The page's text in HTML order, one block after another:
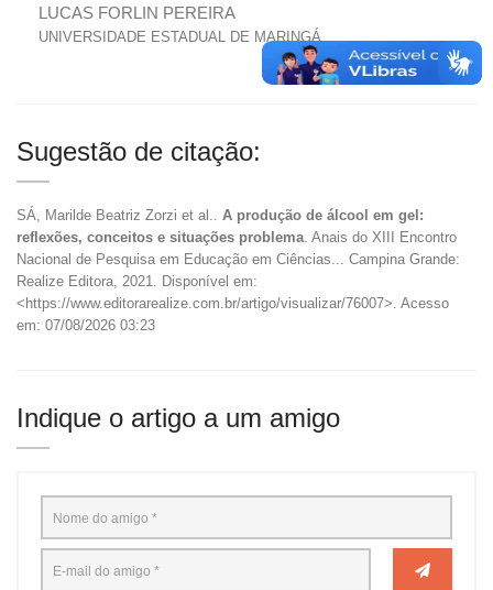
LUCAS FORLIN PEREIRA
UNIVERSIDADE ESTADUAL DE MARINGÁ
Sugestão de citação:
SÁ, Marilde Beatriz Zorzi et al.. A produção de álcool em gel:
reflexões, conceitos e situações problema. Anais do XIII Encontro
Nacional de Pesquisa em Educação em Ciências... Campina Grande:
Realize Editora, 2021. Disponível em:
<https://www.editorarealize.com.br/artigo/visualizar/76007>. Acesso
em: 07/08/2026 03:23
Indique o artigo a um amigo